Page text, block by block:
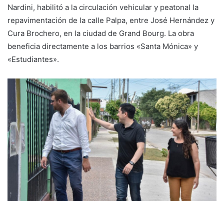
Nardini, habilitó a la circulación vehicular y peatonal la
repavimentación de la calle Palpa, entre José Hernández y
Cura Brochero, en la ciudad de Grand Bourg. La obra
beneficia directamente a los barrios «Santa Mónica» y
«Estudiantes».